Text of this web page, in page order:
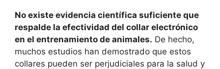
No existe evidencia científica suficiente que
respalde la efectividad del collar electrónico
en el entrenamiento de animales. De hecho,
muchos estudios han demostrado que estos
collares pueden ser perjudiciales para la salud y